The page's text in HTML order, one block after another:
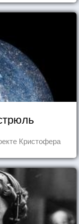
Кристофера